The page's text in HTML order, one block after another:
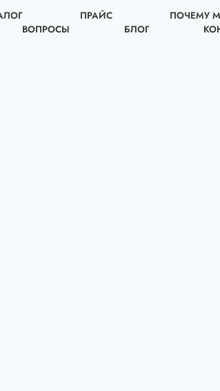
ПРАЙС
ПОЧЕМУ
ВОПРОСЫ БЛОГ